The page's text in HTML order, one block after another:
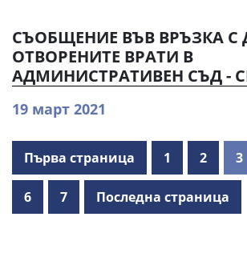
СЪОБЩЕНИЕ ВЪВ ВРЪЗКА С
ОТВОРЕНИТЕ ВРАТИ В
АДМИНИСТРАТИВЕН СЪД -
19 март 2021
Първа страница 1 2 3
6 7 Последна страница